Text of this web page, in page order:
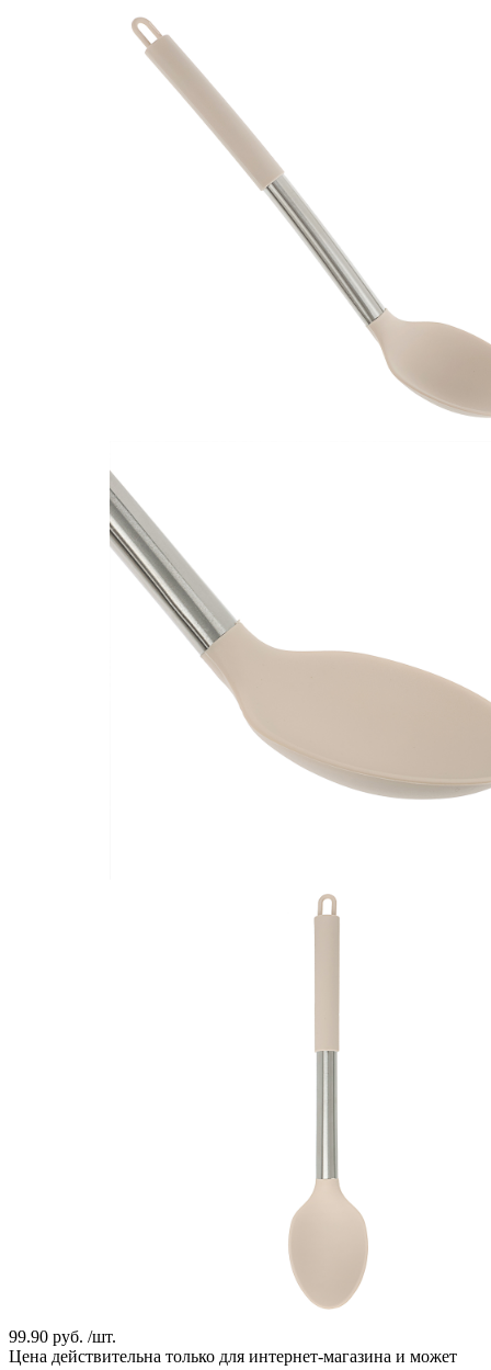
99.90 руб. /шт.
Цена действительна только для интернет-магазина и может